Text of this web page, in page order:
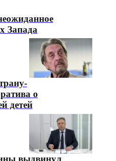
Запада
о
детей
выдвинул